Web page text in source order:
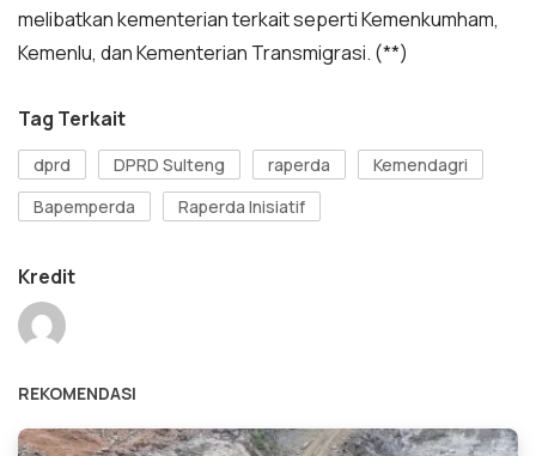
melibatkan kementerian terkait seperti Kemenkumham,
Kemenlu, dan Kementerian Transmigrasi. (**)
Tag Terkait
dprd DPRD Sulteng raperda
Kemendagri
Bapemperda
Raperda Inisiatif
Kredit
REKOMENDASI